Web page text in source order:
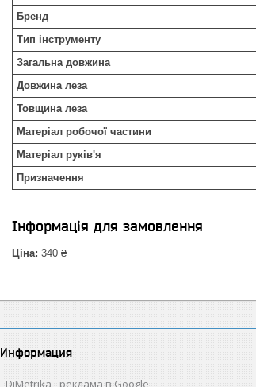
Бренд
Тип інструменту
Загальна довжина
Довжина леза
Товщина леза
Матеріал робочої частини
Матеріал руків'я
Призначення
Інформація для замовлення
Ціна: 340 ₴
Информация
DiMetrika - реклама в Google